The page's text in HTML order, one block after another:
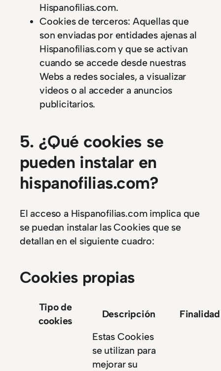
Hispanofilias.com.
Cookies de terceros: Aquellas que
son enviadas por entidades ajenas al
Hispanofilias.com y que se activan
cuando se accede desde nuestras
Webs a redes sociales, a visualizar
videos o al acceder a anuncios
publicitarios.
5. ¿Qué cookies se
pueden instalar en
hispanofilias.com?
El acceso a Hispanofilias.com implica que
se puedan instalar las Cookies que se
detallan en el siguiente cuadro:
Cookies propias
Tipo de
cookies
Descripción
Estas Cookies
se utilizan para
mejorar su